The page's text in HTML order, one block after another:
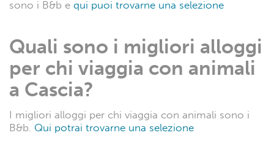
sono i B&b e qui puoi trovarne una selezione
Quali sono i migliori alloggi
per chi viaggia con animali
a Cascia?
I migliori alloggi per chi viaggia con animali sono i
B&b. Qui potrai trovarne una selezione